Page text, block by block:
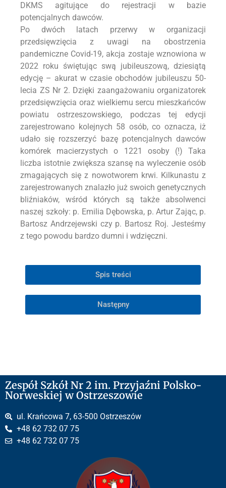
DKMS agitujące do rejestracji w bazie
potencjalnych dawców.
Po dwóch latach przerwy w organizacji
przedsięwzięcia z uwagi na obostrzenia
pandemiczne Covid-19, akcja zostaje wznowiona w
2022 roku świętując swą jubileuszową, dziesiątą
edycję – akurat w czasie obchodów jubileuszu 50-
lecia ZS Nr 2. Dzięki zaangażowaniu organizatorek
przedsięwzięcia oraz wielkiemu sercu mieszkańców
powiatu ostrzeszowskiego, podczas tej edycji
zarejestrowano kolejnych 58 osób, co oznacza, iż
udało się rozszerzyć bazę potencjalnych dawców
komórek macierzystych o 1221 osoby (!) Taka
liczba istotnie zwiększa szansę na wyleczenie osób
zmagających się z nowotworem krwi. Kilkunastu z
zarejestrowanych znalazło już swoich genetycznych
bliźniaków, wśród których są także absolwenci
naszej szkoły: p. Emilia Dębowska, p. Artur Zając, p.
Bartosz Andrzejewski czy p. Bartosz Roj. Jesteśmy
z tego powodu bardzo dumni i wdzięczni.
Spis treści
Następny
Zespół Szkół Nr 2 im. Przyjaźni Polsko-
Norweskiej w Ostrzeszowie
ul. Krańcowa 7, 63-500 Ostrzeszów
+48 62 732 07 75
+48 62 732 07 75